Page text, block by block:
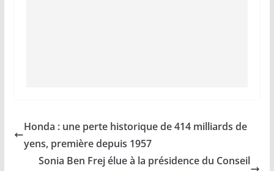
Honda : une perte historique de 414 milliards de
yens, première depuis 1957
Sonia Ben Frej élue à la présidence du Conseil